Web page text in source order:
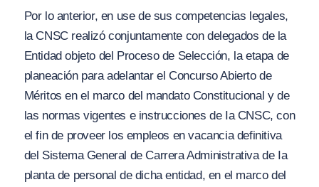
Por lo anterior, en use de sus competencias legales,
la CNSC realizó conjuntamente con delegados de la
Entidad objeto del Proceso de Selección, la etapa de
planeación para adelantar el Concurso Abierto de
Méritos en el marco del mandato Constitucional y de
las normas vigentes e instrucciones de Ia CNSC, con
el fin de proveer los empleos en vacancia definitiva
del Sistema General de Carrera Administrativa de Ia
planta de personal de dicha entidad, en el marco del